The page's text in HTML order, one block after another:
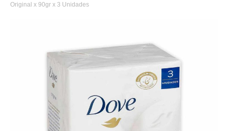
Original x 90gr x 3 Unidades